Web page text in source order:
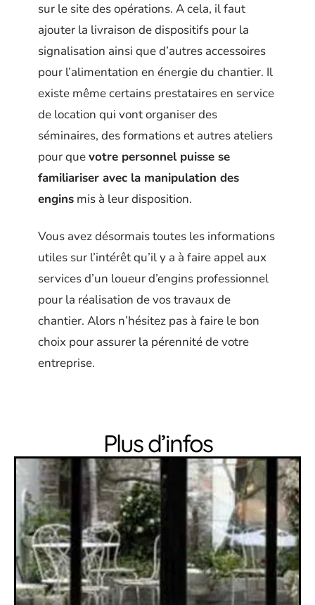
sur le site des opérations. A cela, il faut
ajouter la livraison de dispositifs pour la
signalisation ainsi que d’autres accessoires
pour l’alimentation en énergie du chantier. Il
existe même certains prestataires en service
de location qui vont organiser des
séminaires, des formations et autres ateliers
pour quevotre personnel puisse se
familiariser avec la manipulation des
engins mis à leur disposition.
Vous avez désormais toutes les informations
utiles sur l’intérêt qu’il y a à faire appel aux
services d’un loueur d’engins professionnel
pour la réalisation de vos travaux de
chantier. Alors n’hésitez pas à faire le bon
choix pour assurer la pérennité de votre
entreprise.
Plus d’infos